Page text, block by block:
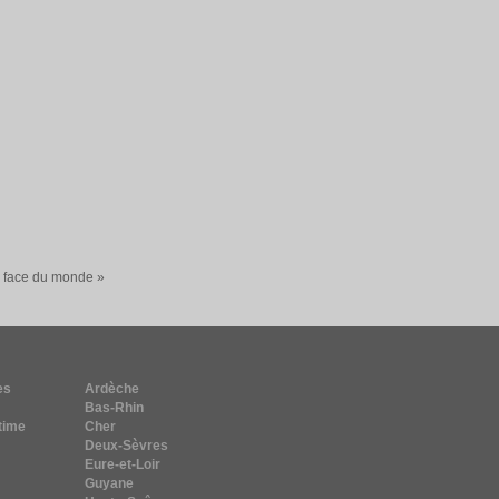
du monde »
Ardèche
Bas-Rhin
Cher
Deux-Sèvres
Eure-et-Loir
Guyane